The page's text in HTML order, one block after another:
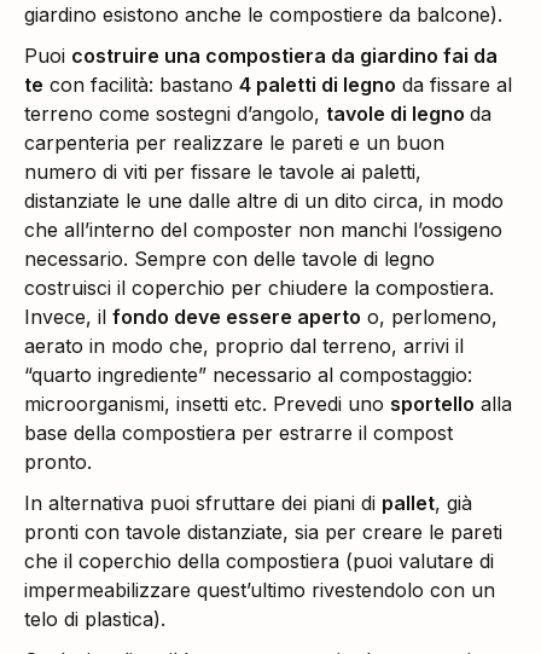
giardino esistono anche le compostiere da balcone).
Puoi costruire una compostiera da giardino fai da
te con facilità: bastano 4 paletti di legno da fissare al
terreno come sostegni d’angolo, tavole di legno da
carpenteria per realizzare le pareti e un buon
numero di viti per fissare le tavole ai paletti,
distanziate le une dalle altre di un dito circa, in modo
che all’interno del composter non manchi l’ossigeno
necessario. Sempre con delle tavole di legno
costruisci il coperchio per chiudere la compostiera.
Invece, il fondo deve essere aperto o, perlomeno,
aerato in modo che, proprio dal terreno, arrivi il
“quarto ingrediente” necessario al compostaggio:
microorganismi, insetti etc. Prevedi uno sportello alla
base della compostiera per estrarre il compost
pronto.
In alternativa puoi sfruttare dei piani di pallet, già
pronti con tavole distanziate, sia per creare le pareti
che il coperchio della compostiera (puoi valutare di
impermeabilizzare quest’ultimo rivestendolo con un
telo di plastica).